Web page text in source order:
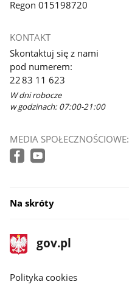
Regon 015198720
KONTAKT
Skontaktuj się z nami
pod numerem:
22 83 11 623
W dni robocze
w godzinach: 07:00-21:00
MEDIA SPOŁECZNOŚCIOWE:
Na skróty
stopka
gov.pl
Strona
gov.pl
gov.pl
Polityka cookies